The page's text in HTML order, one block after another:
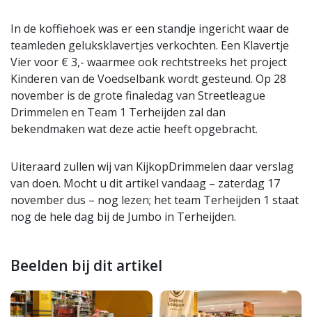
In de koffiehoek was er een standje ingericht waar de
teamleden geluksklavertjes verkochten. Een Klavertje
Vier voor € 3,- waarmee ook rechtstreeks het project
Kinderen van de Voedselbank wordt gesteund. Op 28
november is de grote finaledag van Streetleague
Drimmelen en Team 1 Terheijden zal dan
bekendmaken wat deze actie heeft opgebracht.
Uiteraard zullen wij van KijkopDrimmelen daar verslag
van doen. Mocht u dit artikel vandaag – zaterdag 17
november dus – nog lezen; het team Terheijden 1 staat
nog de hele dag bij de Jumbo in Terheijden.
Beelden bij dit artikel